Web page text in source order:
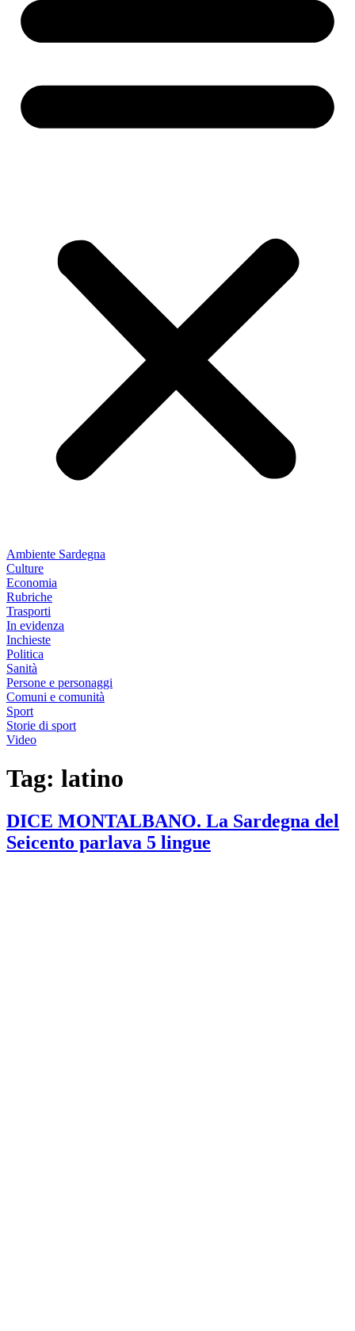
Ambiente Sardegna
Culture
Economia
Rubriche
Trasporti
In evidenza
Inchieste
Politica
Sanità
Persone e personaggi
Comuni e comunità
Sport
Storie di sport
Video
Tag: latino
DICE MONTALBANO. La Sardegna del
Seicento parlava 5 lingue